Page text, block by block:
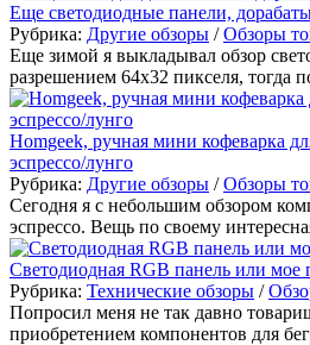
Еще светодиодные панели,
Рубрика: Другие обзоры /Обзоры
Еще зимой я выкладывал обзор
разрешением 64х32 пикселя, тогда
Homgeek, ручная мини кофеварка
эспрессо/лунго
Рубрика: Другие обзоры /Обзоры
Сегодня я с небольшим обзором
эспрессо. Вещь по своему
Светодиодная RGB панель или мое
Рубрика: Технические обзоры /
Попросил меня не так давно
приобретением компонентов для